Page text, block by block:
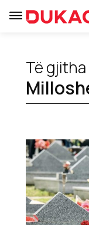
Lajme
Pikëpamje
Art Jete
Kulturë
Të